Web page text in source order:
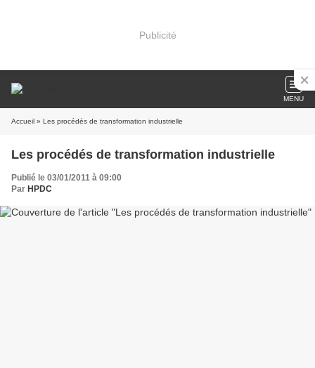
Publicité
MENU
Accueil » Les procédés de transformation industrielle
Les procédés de transformation industrielle
Publié le 03/01/2011 à 09:00
Par HPDC